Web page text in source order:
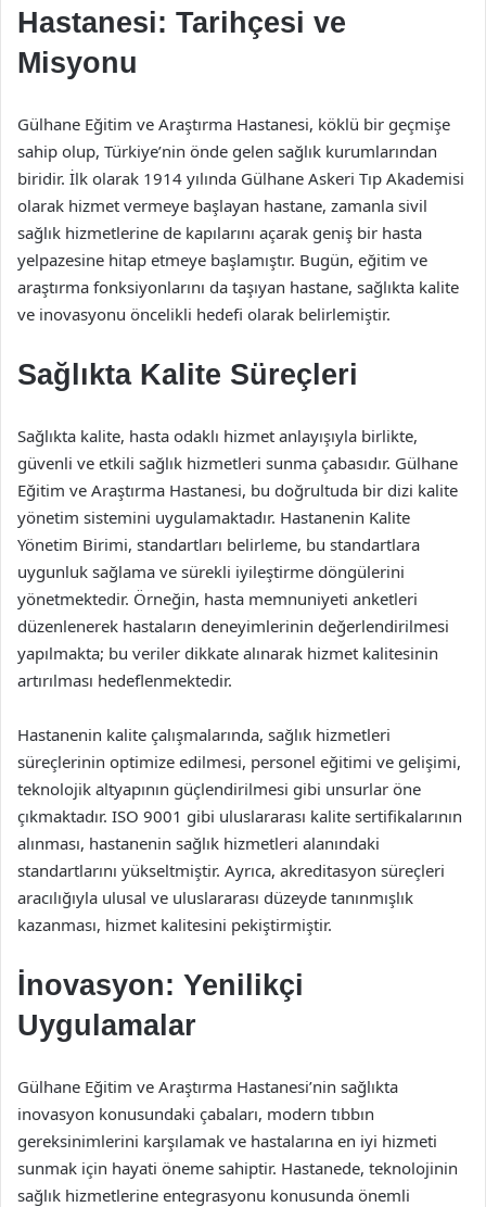
Hastanesi: Tarihçesi ve
Misyonu
Gülhane Eğitim ve Araştırma Hastanesi, köklü bir geçmişe
sahip olup, Türkiye’nin önde gelen sağlık kurumlarından
biridir. İlk olarak 1914 yılında Gülhane Askeri Tıp Akademisi
olarak hizmet vermeye başlayan hastane, zamanla sivil
sağlık hizmetlerine de kapılarını açarak geniş bir hasta
yelpazesine hitap etmeye başlamıştır. Bugün, eğitim ve
araştırma fonksiyonlarını da taşıyan hastane, sağlıkta kalite
ve inovasyonu öncelikli hedefi olarak belirlemiştir.
Sağlıkta Kalite Süreçleri
Sağlıkta kalite, hasta odaklı hizmet anlayışıyla birlikte,
güvenli ve etkili sağlık hizmetleri sunma çabasıdır. Gülhane
Eğitim ve Araştırma Hastanesi, bu doğrultuda bir dizi kalite
yönetim sistemini uygulamaktadır. Hastanenin Kalite
Yönetim Birimi, standartları belirleme, bu standartlara
uygunluk sağlama ve sürekli iyileştirme döngülerini
yönetmektedir. Örneğin, hasta memnuniyeti anketleri
düzenlenerek hastaların deneyimlerinin değerlendirilmesi
yapılmakta; bu veriler dikkate alınarak hizmet kalitesinin
artırılması hedeflenmektedir.
Hastanenin kalite çalışmalarında, sağlık hizmetleri
süreçlerinin optimize edilmesi, personel eğitimi ve gelişimi,
teknolojik altyapının güçlendirilmesi gibi unsurlar öne
çıkmaktadır. ISO 9001 gibi uluslararası kalite sertifikalarının
alınması, hastanenin sağlık hizmetleri alanındaki
standartlarını yükseltmiştir. Ayrıca, akreditasyon süreçleri
aracılığıyla ulusal ve uluslararası düzeyde tanınmışlık
kazanması, hizmet kalitesini pekiştirmiştir.
İnovasyon: Yenilikçi
Uygulamalar
Gülhane Eğitim ve Araştırma Hastanesi’nin sağlıkta
inovasyon konusundaki çabaları, modern tıbbın
gereksinimlerini karşılamak ve hastalarına en iyi hizmeti
sunmak için hayati öneme sahiptir. Hastanede, teknolojinin
sağlık hizmetlerine entegrasyonu konusunda önemli